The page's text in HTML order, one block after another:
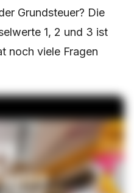
Grundsteuer? Die
1, 2 und 3 ist
noch viele Fragen